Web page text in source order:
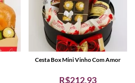
R$212,93
Cesta Box Mini Vinho Com Amor